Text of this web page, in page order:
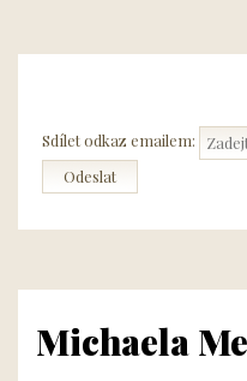
Sdílet odkaz emailem:
Michaela